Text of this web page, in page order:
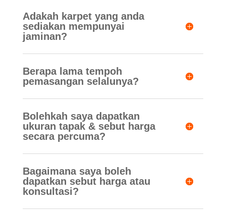
Adakah karpet yang anda
sediakan mempunyai
jaminan?
Berapa lama tempoh
pemasangan selalunya?
Bolehkah saya dapatkan
ukuran tapak & sebut harga
secara percuma?
Bagaimana saya boleh
dapatkan sebut harga atau
konsultasi?